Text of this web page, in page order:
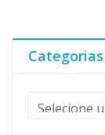
Categorias